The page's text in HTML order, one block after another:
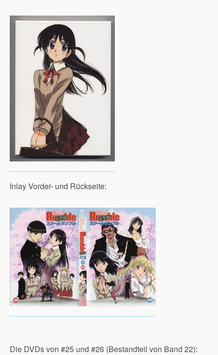
Inlay Vorder- und Rückseite:
Die DVDs von #25 und #26 (Bestandteil von Band 22):